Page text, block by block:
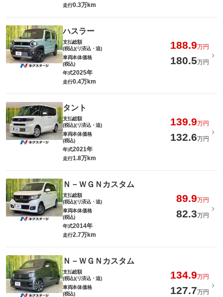
走行0.3万km
ハスラー
支払総額
(税込)(リ済込・追)
188.9万円
車両本体価格
(税込)
180.5万円
年式2025年
走行0.4万km
タント
支払総額
(税込)(リ済込・追)
139.9万円
車両本体価格
(税込)
132.6万円
年式2021年
走行1.8万km
Ｎ－ＷＧＮカスタム
支払総額
(税込)(リ済込・追)
89.9万円
車両本体価格
(税込)
82.3万円
年式2014年
走行2.7万km
Ｎ－ＷＧＮカスタム
支払総額
(税込)(リ済込・追)
134.9万円
車両本体価格
(税込)
127.7万円